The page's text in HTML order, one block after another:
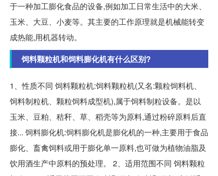
于一种加工膨化食品的设备,例如加工日常生活中的大米、
玉米、大豆、小麦等。其主要的工作原理就是机械能转变
成热能,用机器转动。
饲料颗粒机和饲料膨化机有什么区别?
1、性质不同 饲料颗粒机:饲料颗粒机(又名:颗粒饲料机、
饲料制粒机、颗粒饲料成型机),属于饲料制粒设备。是以
玉米、豆粕、秸秆、草、稻壳等为原料,通过粉碎原料后直
接... 饲料膨化机:饲料膨化机是膨化机的一种,主要用于食品
膨化、畜禽饲料或用于膨化单一原料,也可做为植物油脂及
饮用酒生产中原料的预处理。 2、适用范围不同 饲料颗粒